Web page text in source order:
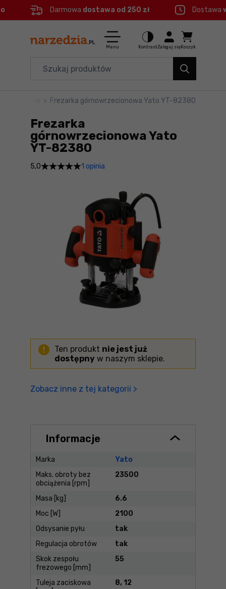
Menu główne
Informacje o produkcie
Szczegółowe informacje
Stopka
Mapa strony
Darmowa dostawa od 250 zł Dostawa
Menu KontrastZaloguj się Koszyk
Elektronarzędzia
Akcesoria
> Frezarka górnowrzecionowa Yato YT-82380
Frezarka
górnowrzecionowa Yato
YT-82380
5,0 1 opinia
Ten produkt nie jest już
dostępny w naszym sklepie.
Zobacz inne z tej kategorii >
Informacje
Marka
Yato
Maks. obroty bez
obciążenia [rpm]
23500
Masa [kg]
6.6
Moc [W]
2100
Odsysanie pyłu
tak
Regulacja obrotów
tak
Skok zespołu
frezowego [mm]
55
Tuleja zaciskowa
8, 12